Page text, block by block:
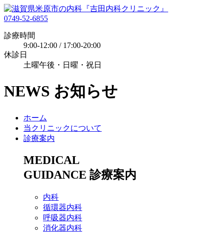
0749-52-6855
診療時間
9:00-12:00 / 17:00-20:00
休診日
土曜午後・日曜・祝日
NEWS お知らせ
ホーム
当クリニックについて
診療案内
MEDICAL
GUIDANCE 診療案内
内科
循環器内科
呼吸器内科
消化器内科